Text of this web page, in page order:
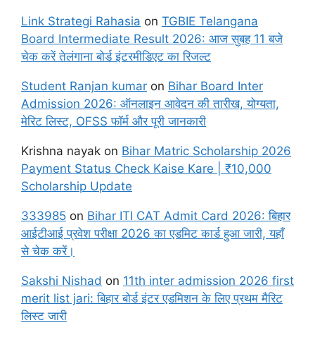
Link Strategi Rahasia on TGBIE Telangana
Board Intermediate Result 2026: आज सुबह 11 बजे
चेक करें तेलंगाना बोर्ड इंटरमीडिएट का रिजल्ट
Student Ranjan kumar on Bihar Board Inter
Admission 2026: ऑनलाइन आवेदन की तारीख, योग्यता,
मेरिट लिस्ट, OFSS फॉर्म और पूरी जानकारी
Krishna nayak on Bihar Matric Scholarship 2026
Payment Status Check Kaise Kare | ₹10,000
Scholarship Update
333985 on Bihar ITI CAT Admit Card 2026: बिहार
आईटीआई प्रवेश परीक्षा 2026 का एडमिट कार्ड हुआ जारी, यहाँ
से चेक करें।
Sakshi Nishad on 11th inter admission 2026 first
merit list jari: बिहार बोर्ड इंटर एडमिशन के लिए प्रथम मैरिट
लिस्ट जारी